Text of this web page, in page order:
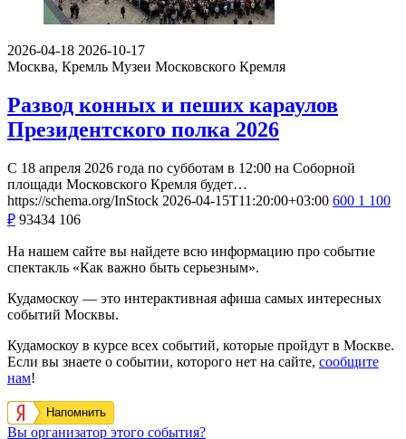
2026-04-18 2026-10-17
Москва, Кремль Музеи Московского Кремля
Развод конных и пеших караулов
Президентского полка 2026
С 18 апреля 2026 года по субботам в 12:00 на Соборной
площади Московского Кремля будет…
https://schema.org/InStock 2026-04-15T11:20:00+03:00 600 1 100
₽ 93434 106
На нашем сайте вы найдете всю информацию про событие
спектакль «Как важно быть серьезным».
Кудамоскоу — это интерактивная афиша самых интересных
событий Москвы.
Кудамоскоу в курсе всех событий, которые пройдут в Москве.
Если вы знаете о событии, которого нет на сайте, сообщите
нам!
Напомнить
Вы организатор этого события?